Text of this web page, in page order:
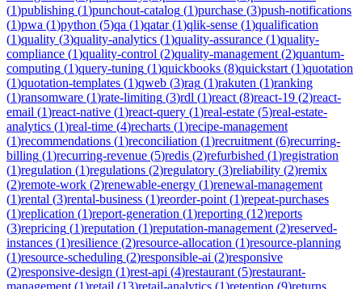
(1)publishing (1)punchout-catalog (1)purchase (3)push-notifications
(1)pwa (1)python (5)qa (1)qatar(1)qlik-sense (1)qualification
(1)quality (3)quality-analytics (1)quality-assurance (1)quality-
compliance (1)quality-control (2)quality-management (2)quantum-
computing (1)query-tuning (1)quickbooks (8)quickstart (1)quotation
(1)quotation-templates (1)qweb (3)rag (1)rakuten (1)ranking
(1)ransomware (1)rate-limiting (3)rdl (1)react (8)react-19 (2)react-
email (1)react-native (1)react-query (1)real-estate (5)real-estate-
analytics (1)real-time (4)recharts (1)recipe-management
(1)recommendations (1)reconciliation (1)recruitment (6)recurring-
billing (1)recurring-revenue (5)redis (2)refurbished (1)registration
(1)regulation (1)regulations (2)regulatory (3)reliability (2)remix
(2)remote-work (2)renewable-energy (1)renewal-management
(1)rental (3)rental-business (1)reorder-point (1)repeat-purchases
(1)replication (1)report-generation (1)reporting (12)reports
(3)repricing (1)reputation (1)reputation-management (2)reserved-
instances (1)resilience (2)resource-allocation (1)resource-planning
(1)resource-scheduling (2)responsible-ai (2)responsive
(2)responsive-design (1)rest-api (4)restaurant (5)restaurant-
management (1)retail (13)retail-analytics (1)retention (9)returns